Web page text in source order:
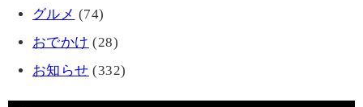
グルメ (74)
おでかけ (28)
お知らせ (332)